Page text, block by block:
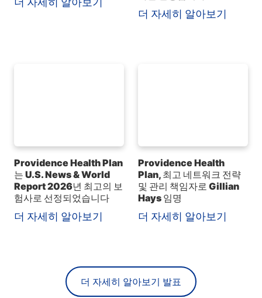
더 자세히 알아보기
Providence Health Plan
는 U.S. News & World
Report 2026년 최고의 보
험사로 선정되었습니다
더 자세히 알아보기
Providence Health
Plan, 최고 네트워크 전략
및 관리 책임자로 Gillian
Hays 임명
더 자세히 알아보기
더 자세히 알아보기 발표